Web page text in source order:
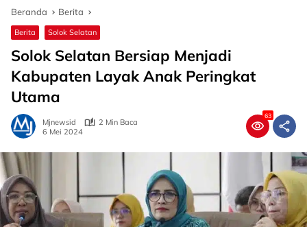
Beranda Berita
Berita Solok Selatan
Solok Selatan Bersiap Menjadi
Kabupaten Layak Anak Peringkat
Utama
Mjnewsid
2 Min Baca
6 Mei 2024
63